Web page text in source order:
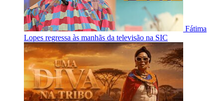
Fátima
Lopes regressa às manhãs da televisão na SIC